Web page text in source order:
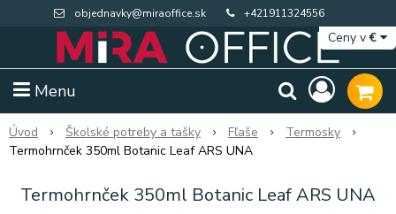
objednavky@miraoffice.sk +421911324556
Menu
Ceny v€
Úvod Školské potreby a tašky Fľaše
Termosky
Termohrnček 350ml Botanic Leaf ARS UNA
Termohrnček 350ml Botanic Leaf ARS UNA